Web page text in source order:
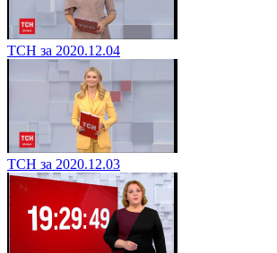
ТСН за 2020.12.04
ТСН за 2020.12.03